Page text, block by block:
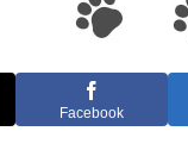
Facebook